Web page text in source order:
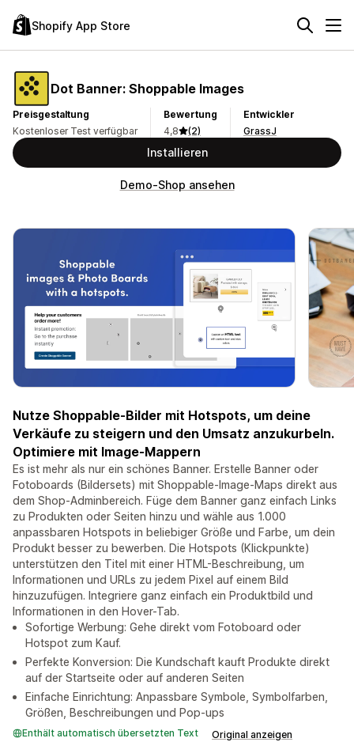
Shopify App Store
Dot Banner: Shoppable Images
Preisgestaltung
Kostenloser Test verfügbar
Bewertung
4,8
(2)
Entwickler
GrassJ
Installieren
Demo-Shop ansehen
Nutze Shoppable-Bilder mit Hotspots, um deine
Verkäufe zu steigern und den Umsatz anzukurbeln.
Optimiere mit Image-Mappern
Es ist mehr als nur ein schönes Banner. Erstelle Banner oder
Fotoboards (Bildersets) mit Shoppable-Image-Maps direkt aus
dem Shop-Adminbereich. Füge dem Banner ganz einfach Links
zu Produkten oder Seiten hinzu und wähle aus 1.000
anpassbaren Hotspots in beliebiger Größe und Farbe, um dein
Produkt besser zu bewerben. Die Hotspots (Klickpunkte)
unterstützen den Titel mit einer HTML-Beschreibung, um
Informationen und URLs zu jedem Pixel auf einem Bild
hinzuzufügen. Integriere ganz einfach ein Produktbild und
Informationen in den Hover-Tab.
Sofortige Werbung: Gehe direkt vom Fotoboard oder
Hotspot zum Kauf.
Perfekte Konversion: Die Kundschaft kauft Produkte direkt
auf der Startseite oder auf anderen Seiten
Einfache Einrichtung: Anpassbare Symbole, Symbolfarben,
Größen, Beschreibungen und Pop-ups
Enthält automatisch übersetzten Text Original anzeigen